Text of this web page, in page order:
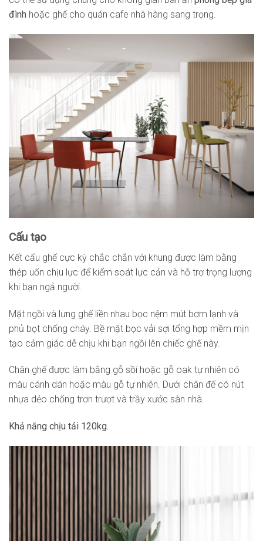
đình hoặc ghế cho quán cafe nhà hàng sang trọng.
Cấu tạo
Kết cấu ghế cực kỳ chắc chắn với khung được làm bằng
thép uốn chịu lực để kiểm soát lực cản và hỗ trợ trọng lượng
khi bạn ngả người.
Mặt ngồi và lưng ghế liền nhau bọc nệm mút bơm lạnh và
phủ bọt chống cháy. Bề mặt bọc vải sợi tổng hợp mềm mịn
tạo cảm giác dễ chịu khi bạn ngồi lên chiếc ghế này.
Chân ghế được làm bằng gỗ sồi hoặc gỗ oak tự nhiên có
màu cánh dán hoặc màu gỗ tự nhiên. Dưới chân đế có nút
nhựa dẻo chống trơn trượt và trầy xước sàn nhà.
Khả năng chịu tải 120kg.